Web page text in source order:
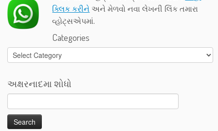
ક્લિક કરીને અને મેળવો નવા લેખની લિંક તમારા
વ્હોટ્સએપમાં.
Categories
Categories
અક્ષરનાદમા શોધો